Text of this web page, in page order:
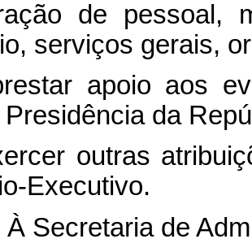
de pessoal,
serviços gerais,
apoio aos
da
outras
Executivo.
À Secretaria de